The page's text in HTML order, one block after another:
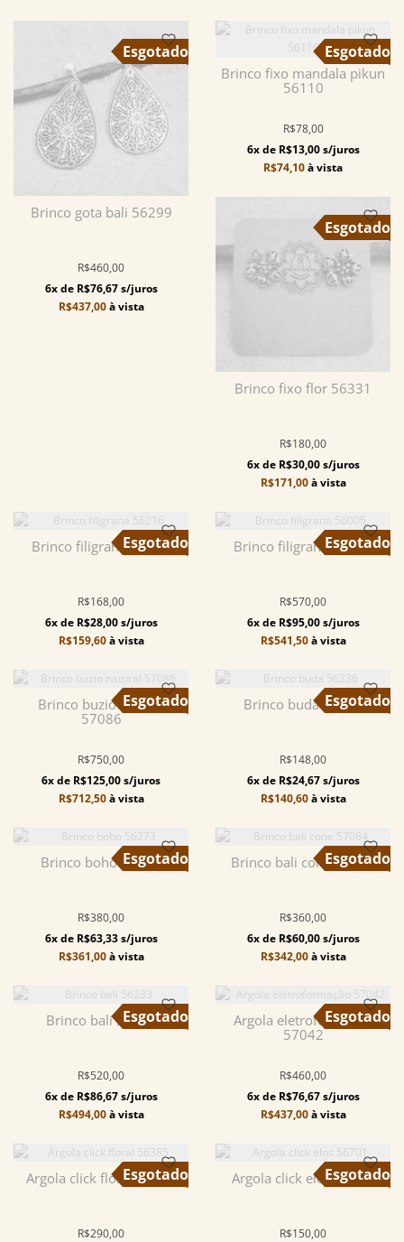
Brinco gota bali 56299
R$460,00
6x de R$76,67 s/juros
R$437,00à vista
Brinco fixo mandala pikun
56110
R$78,00
6x de R$13,00 s/juros
R$74,10à vista
Brinco fixo flor 56331
R$180,00
6x de R$30,00 s/juros
R$171,00à vista
Brinco filigrana 56216
R$168,00
6x de R$28,00 s/juros
R$159,60à vista
Brinco filigrana 56005
R$570,00
6x de R$95,00 s/juros
R$541,50à vista
Brinco buzio natural
57086
R$750,00
6x de R$125,00 s/juros
R$712,50à vista
Brinco buda 56236
R$148,00
6x de R$24,67 s/juros
R$140,60à vista
Brinco boho 56273
R$380,00
6x de R$63,33 s/juros
R$361,00à vista
Brinco bali cone 57084
R$360,00
6x de R$60,00 s/juros
R$342,00à vista
Brinco bali 56233
R$520,00
6x de R$86,67 s/juros
R$494,00à vista
Argola eletroformação
57042
R$460,00
6x de R$76,67 s/juros
R$437,00à vista
Argola click floral 56385
R$290,00
Argola click elos 56701
R$150,00